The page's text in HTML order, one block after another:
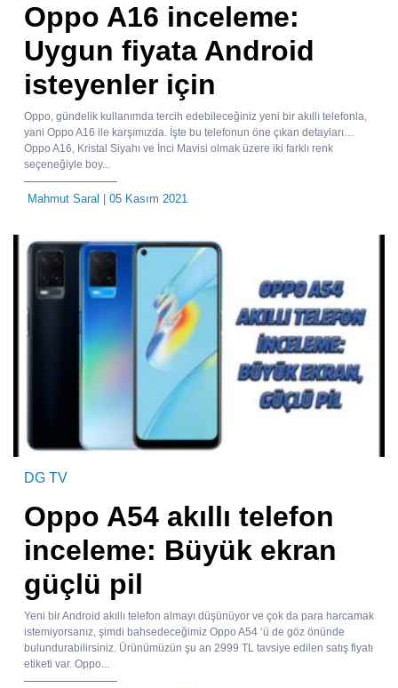
Oppo A16 inceleme:
Uygun fiyata Android
isteyenler için
Oppo, gündelik kullanımda tercih edebileceğiniz yeni bir akıllı telefonla,
yani Oppo A16 ile karşımızda. İşte bu telefonun öne çıkan detayları…
Oppo A16, Kristal Siyahı ve İnci Mavisi olmak üzere iki farklı renk
seçeneğiyle boy...
Mahmut Saral | 05 Kasım 2021
DG TV
Oppo A54 akıllı telefon
inceleme: Büyük ekran
güçlü pil
Yeni bir Android akıllı telefon almayı düşünüyor ve çok da para harcamak
istemiyorsanız, şimdi bahsedeceğimiz Oppo A54 ‘ü de göz önünde
bulundurabilirsiniz. Ürünümüzün şu an 2999 TL tavsiye edilen satış fiyatı
etiketi var. Oppo...